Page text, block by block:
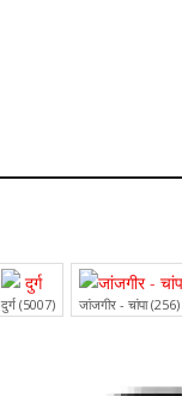
दुर्ग (5007) जांजगीर - चांपा (256)